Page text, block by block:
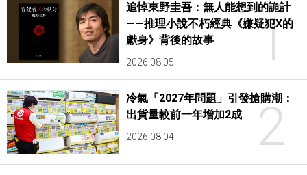
1
追悼東野圭吾：無人能想到的詭計
——推理小說不朽經典《嫌疑犯X的
獻身》背後的故事
2026.08.05
2
冷氣「2027年問題」引發搶購潮：
出貨量較前一年增加2成
2026.08.04